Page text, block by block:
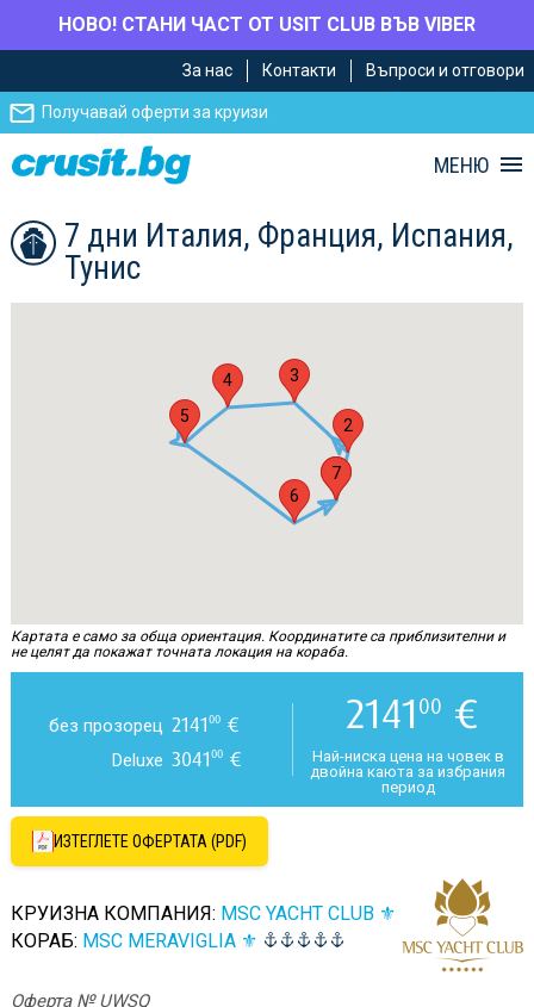
НОВО! СТАНИ ЧАСТ ОТ USIT CLUB ВЪВ VIBER
главното
съдържание
Навигацията
За нас Контакти Въпроси и отговори
Получавай оферти за круизи
МЕНЮ
7 дни Италия, Франция, Испания,
Тунис
1
2
3
4
5
6
7
Картата е само за обща ориентация. Координатите са приблизителни и
не целят да покажат точната локация на кораба.
без прозорец 214100€
Deluxe 304100€
2141 00 €
Най-ниска цена на човек в
двойна каюта за избрания
период
ИЗТЕГЛЕТЕ ОФЕРТАТА (PDF)
КРУИЗНА КОМПАНИЯ: MSC YACHT CLUB ⚜
КОРАБ: MSC MERAVIGLIA ⚜
Оферта № UWSQ